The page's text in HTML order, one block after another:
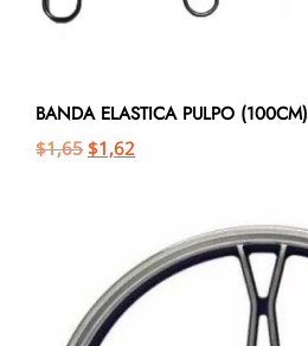
BANDA ELASTICA PULPO (100CM)
$1,65 $1,62